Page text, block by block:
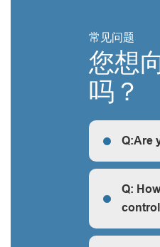
常见问题
您想
吗？
Q:Are
R: We are
cheap and
Q:
Q: How